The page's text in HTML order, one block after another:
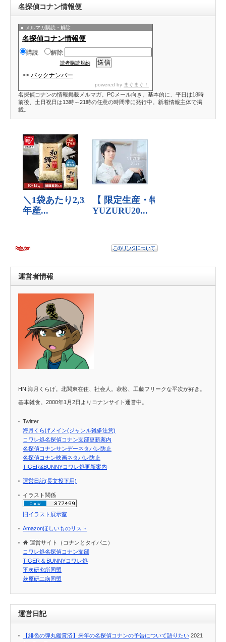
名探偵コナン情報便
メルマガ購読・解除
名探偵コナン情報便
購読 解除
読者購読規約
>> バックナンバー
powered by まぐまぐ！
名探偵コナンの情報掲載メルマガ。PCメール向き。基本的に、平日は18時
前後、土日祝日は13時～21時の任意の時間帯に発行中。新着情報主体で掲
載。
運営者情報
HN:海月くらげ。北関東在住、社会人。萩松、工藤フリークな平次が好き。
基本雑食。2000年1月2日よりコナンサイト運営中。
Twitter
海月くらげメイン(ジャンル雑多注意)
コワレ処名探偵コナン支部更新案内
名探偵コナンサンデーネタバレ防止
名探偵コナン映画ネタバレ防止
TIGER&BUNNYコワレ処更新案内
運営日記(長文投下用)
イラスト関係
旧イラスト展示室
Amazonほしいものリスト
運営サイト（コナンとタイバニ）
コワレ処名探偵コナン支部
TIGER & BUNNYコワレ処
平次研究所同盟
萩原研二病同盟
運営日記
【緋色の弾丸鑑賞済】来年の名探偵コナンの予告について語りたい 2021